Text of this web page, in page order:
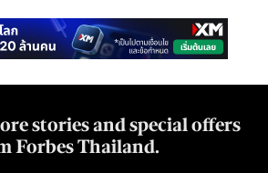
stories and special offers
Forbes Thailand.